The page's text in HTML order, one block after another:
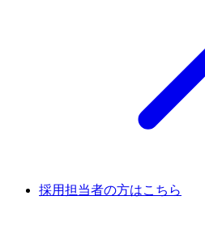
採用担当者の方はこちら